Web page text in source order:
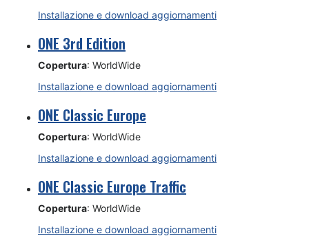
Installazione e download aggiornamenti
ONE 3rd Edition
Copertura: WorldWide
Installazione e download aggiornamenti
ONE Classic Europe
Copertura: WorldWide
Installazione e download aggiornamenti
ONE Classic Europe Traffic
Copertura: WorldWide
Installazione e download aggiornamenti